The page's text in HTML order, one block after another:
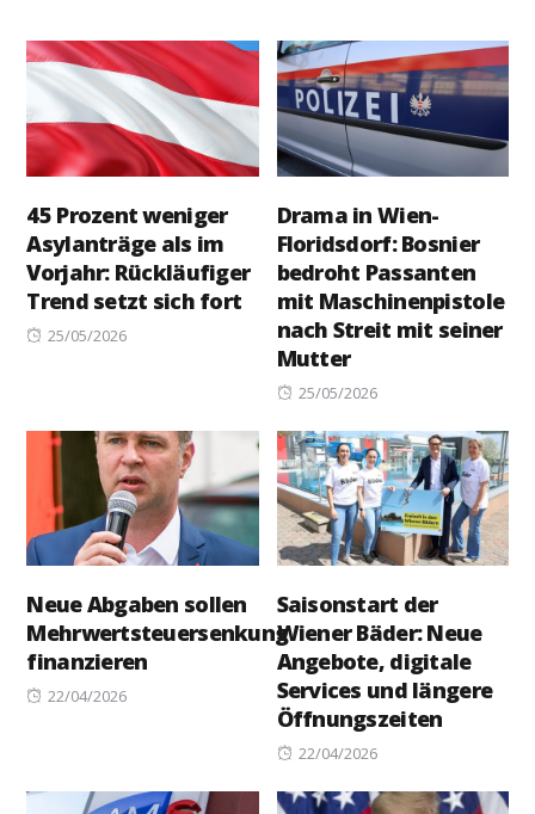
45 Prozent weniger
Asylanträge als im
Vorjahr: Rückläufiger
Trend setzt sich fort
Posted
25/05/2026
Drama in Wien-
Floridsdorf: Bosnier
bedroht Passanten
mit Maschinenpistole
nach Streit mit seiner
Mutter
Posted
25/05/2026
Neue Abgaben sollen
Mehrwertsteuersenkung
finanzieren
Posted
22/04/2026
Saisonstart der
Wiener Bäder: Neue
Angebote, digitale
Services und längere
Öffnungszeiten
Posted
22/04/2026